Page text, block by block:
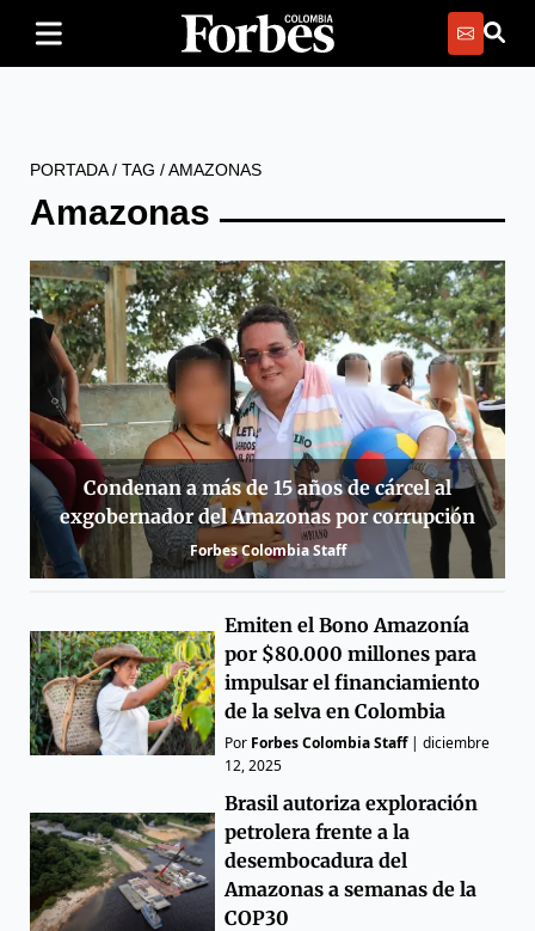
PORTADA/ TAG /AMAZONAS
Amazonas
Condenan a más de 15 años de cárcel al
exgobernador del Amazonas por corrupción
Forbes Colombia Staff
Emiten el Bono Amazonía
por $80.000 millones para
impulsar el financiamiento
de la selva en Colombia
Por Forbes Colombia Staff|diciembre
12, 2025
Brasil autoriza exploración
petrolera frente a la
desembocadura del
Amazonas a semanas de la
COP30